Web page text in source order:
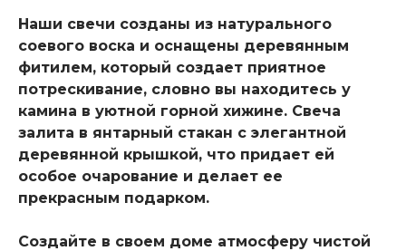
Наши свечи созданы из натурального
соевого воска и оснащены деревянным
фитилем, который создает приятное
потрескивание, словно вы находитесь у
камина в уютной горной хижине. Свеча
залита в янтарный стакан с элегантной
деревянной крышкой, что придает ей
особое очарование и делает ее
прекрасным подарком.
Создайте в своем доме атмосферу чистой